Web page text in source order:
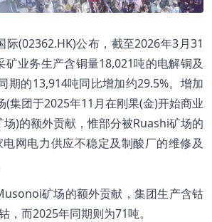
际(02362.HK)公布，截至2026年3月31
矿业务生产含铜量18,021吨的电解铜及
期的13,914吨同比增加约29.5%。增加
集团于2025年11月在刚果(金)开始商业
)的额外贡献，惟部分被Ruashi矿场的
网电力供应不稳定及制酸厂的维修及
矿场的额外贡献，集团生产含钴
，而2025年同期则为71吨。